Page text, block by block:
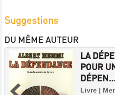
Suggestions
DU MÊME AUTEUR
LA
POUR
Livre |